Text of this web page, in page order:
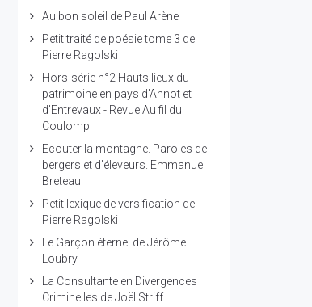
Au bon soleil de Paul Arène
Petit traité de poésie tome 3 de
Pierre Ragolski
Hors-série n°2 Hauts lieux du
patrimoine en pays d'Annot et
d'Entrevaux - Revue Au fil du
Coulomp
Ecouter la montagne. Paroles de
bergers et d'éleveurs. Emmanuel
Breteau
Petit lexique de versification de
Pierre Ragolski
Le Garçon éternel de Jérôme
Loubry
La Consultante en Divergences
Criminelles de Joël Striff